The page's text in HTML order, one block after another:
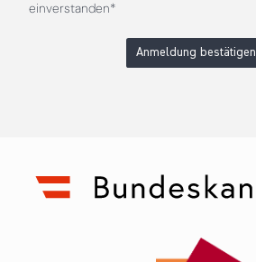
einverstanden*
Anmeldung bestätigen